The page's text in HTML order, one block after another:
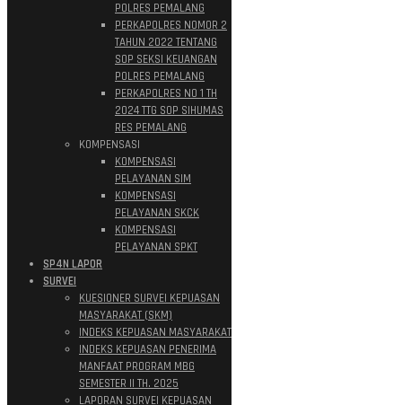
POLRES PEMALANG
PERKAPOLRES NOMOR 2
TAHUN 2022 TENTANG
SOP SEKSI KEUANGAN
POLRES PEMALANG
PERKAPOLRES NO 1 TH
2024 TTG SOP SIHUMAS
RES PEMALANG
KOMPENSASI
KOMPENSASI
PELAYANAN SIM
KOMPENSASI
PELAYANAN SKCK
KOMPENSASI
PELAYANAN SPKT
SP4N LAPOR
SURVEI
KUESIONER SURVEI KEPUASAN
MASYARAKAT (SKM)
INDEKS KEPUASAN MASYARAKAT
INDEKS KEPUASAN PENERIMA
MANFAAT PROGRAM MBG
SEMESTER II TH. 2025
LAPORAN SURVEI KEPUASAN